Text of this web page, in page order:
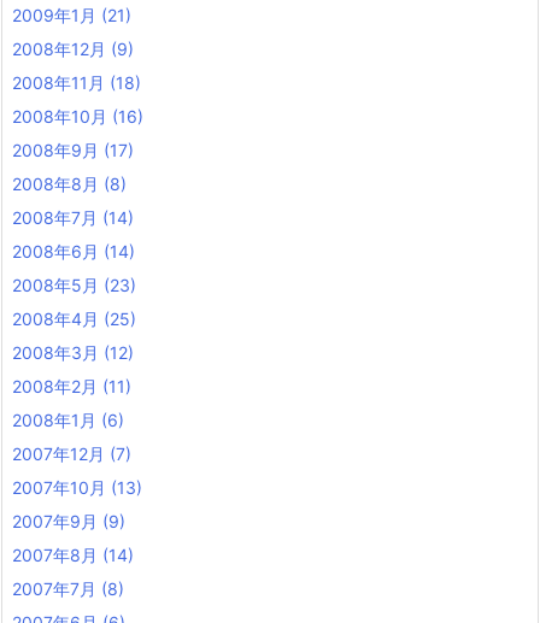
2009年1月 (21)
2008年12月 (9)
2008年11月 (18)
2008年10月 (16)
2008年9月 (17)
2008年8月 (8)
2008年7月 (14)
2008年6月 (14)
2008年5月 (23)
2008年4月 (25)
2008年3月 (12)
2008年2月 (11)
2008年1月 (6)
2007年12月 (7)
2007年10月 (13)
2007年9月 (9)
2007年8月 (14)
2007年7月 (8)